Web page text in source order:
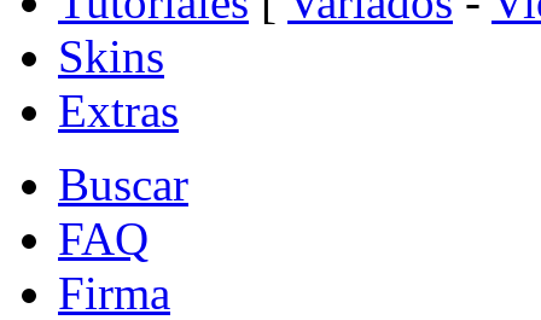
Skins
Extras
Buscar
FAQ
Firma